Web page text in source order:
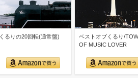
くるりの20回転(通常盤)
ベストオブくるり/
OF MUSIC LOVER